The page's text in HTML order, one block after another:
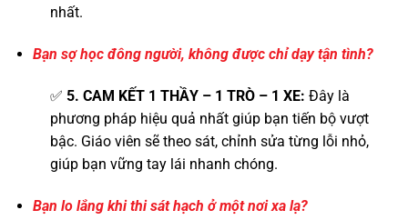
nhất.
Bạn sợ học đông người, không được chỉ dạy tận tình?
✅ 5. CAM KẾT 1 THẦY – 1 TRÒ – 1 XE: Đây là
phương pháp hiệu quả nhất giúp bạn tiến bộ vượt
bậc. Giáo viên sẽ theo sát, chỉnh sửa từng lỗi nhỏ,
giúp bạn vững tay lái nhanh chóng.
Bạn lo lắng khi thi sát hạch ở một nơi xa lạ?